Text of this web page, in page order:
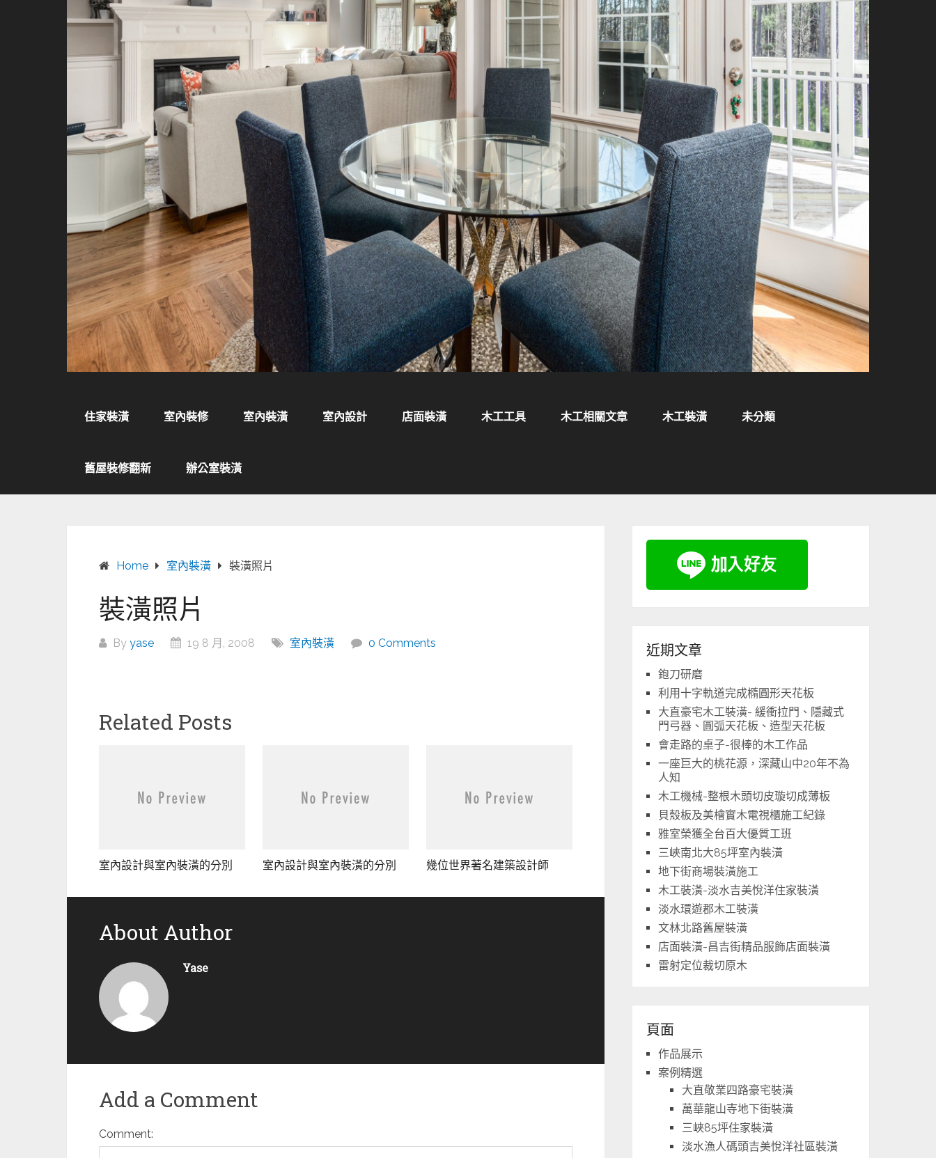
住家裝潢 室內裝修 室內裝潢 室內設計 店面裝潢 木工工具 木工相關文章 木工裝潢 未分類
舊屋裝修翻新 辦公室裝潢
Home 室內裝潢 裝潢照片
裝潢照片
By yase 19 8 月, 2008 室內裝潢 0 Comments
Related Posts
室內設計與室內裝潢的分別 室內設計與室內裝潢的分別 幾位世界著名建築設計師
About Author
Yase
Add a Comment
Comment:
近期文章
鉋刀研磨
利用十字軌道完成橢圓形天花板
大直豪宅木工裝潢- 緩衝拉門、隱藏式
門弓器、圓弧天花板、造型天花板
會走路的桌子-很棒的木工作品
一座巨大的桃花源，深藏山中20年不為
人知
木工機械-整根木頭切皮璇切成薄板
貝殼板及美檜實木電視櫃施工紀錄
雅室榮獲全台百大優質工班
三峽南北大85坪室內裝潢
地下街商場裝潢施工
木工裝潢-淡水吉美悅洋住家裝潢
淡水環遊郡木工裝潢
文林北路舊屋裝潢
店面裝潢-昌吉街精品服飾店面裝潢
雷射定位裁切原木
頁面
作品展示
案例精選
大直敬業四路豪宅裝潢
萬華龍山寺地下街裝潢
三峽85坪住家裝潢
淡水漁人碼頭吉美悅洋社區裝潢